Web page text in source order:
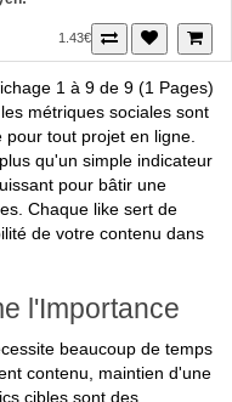
métriques sociales sont
pour tout projet en ligne.
qu'un simple indicateur
pour bâtir une
Chaque like sert de
de votre contenu dans
l'Importance
contenu, maintien d'une
cibles sont des